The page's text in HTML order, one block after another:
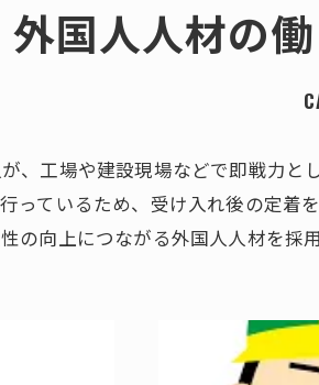
外国人人材の
、工場や建設現場などで即戦力
っているため、受け入れ後の定
の向上につながる外国人人材を採